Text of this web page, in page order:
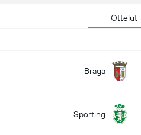
Ottelut
Braga
Sporting